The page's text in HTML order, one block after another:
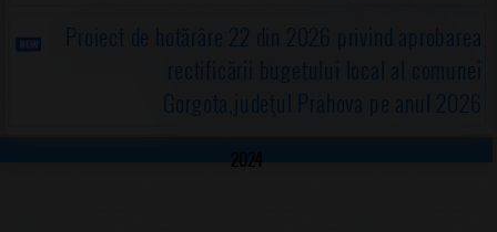
Proiect de hotărâre 22 din 2026 privind aprobarea
rectificării bugetului local al comunei
Gorgota,judeţul Prahova pe anul 2026
2024